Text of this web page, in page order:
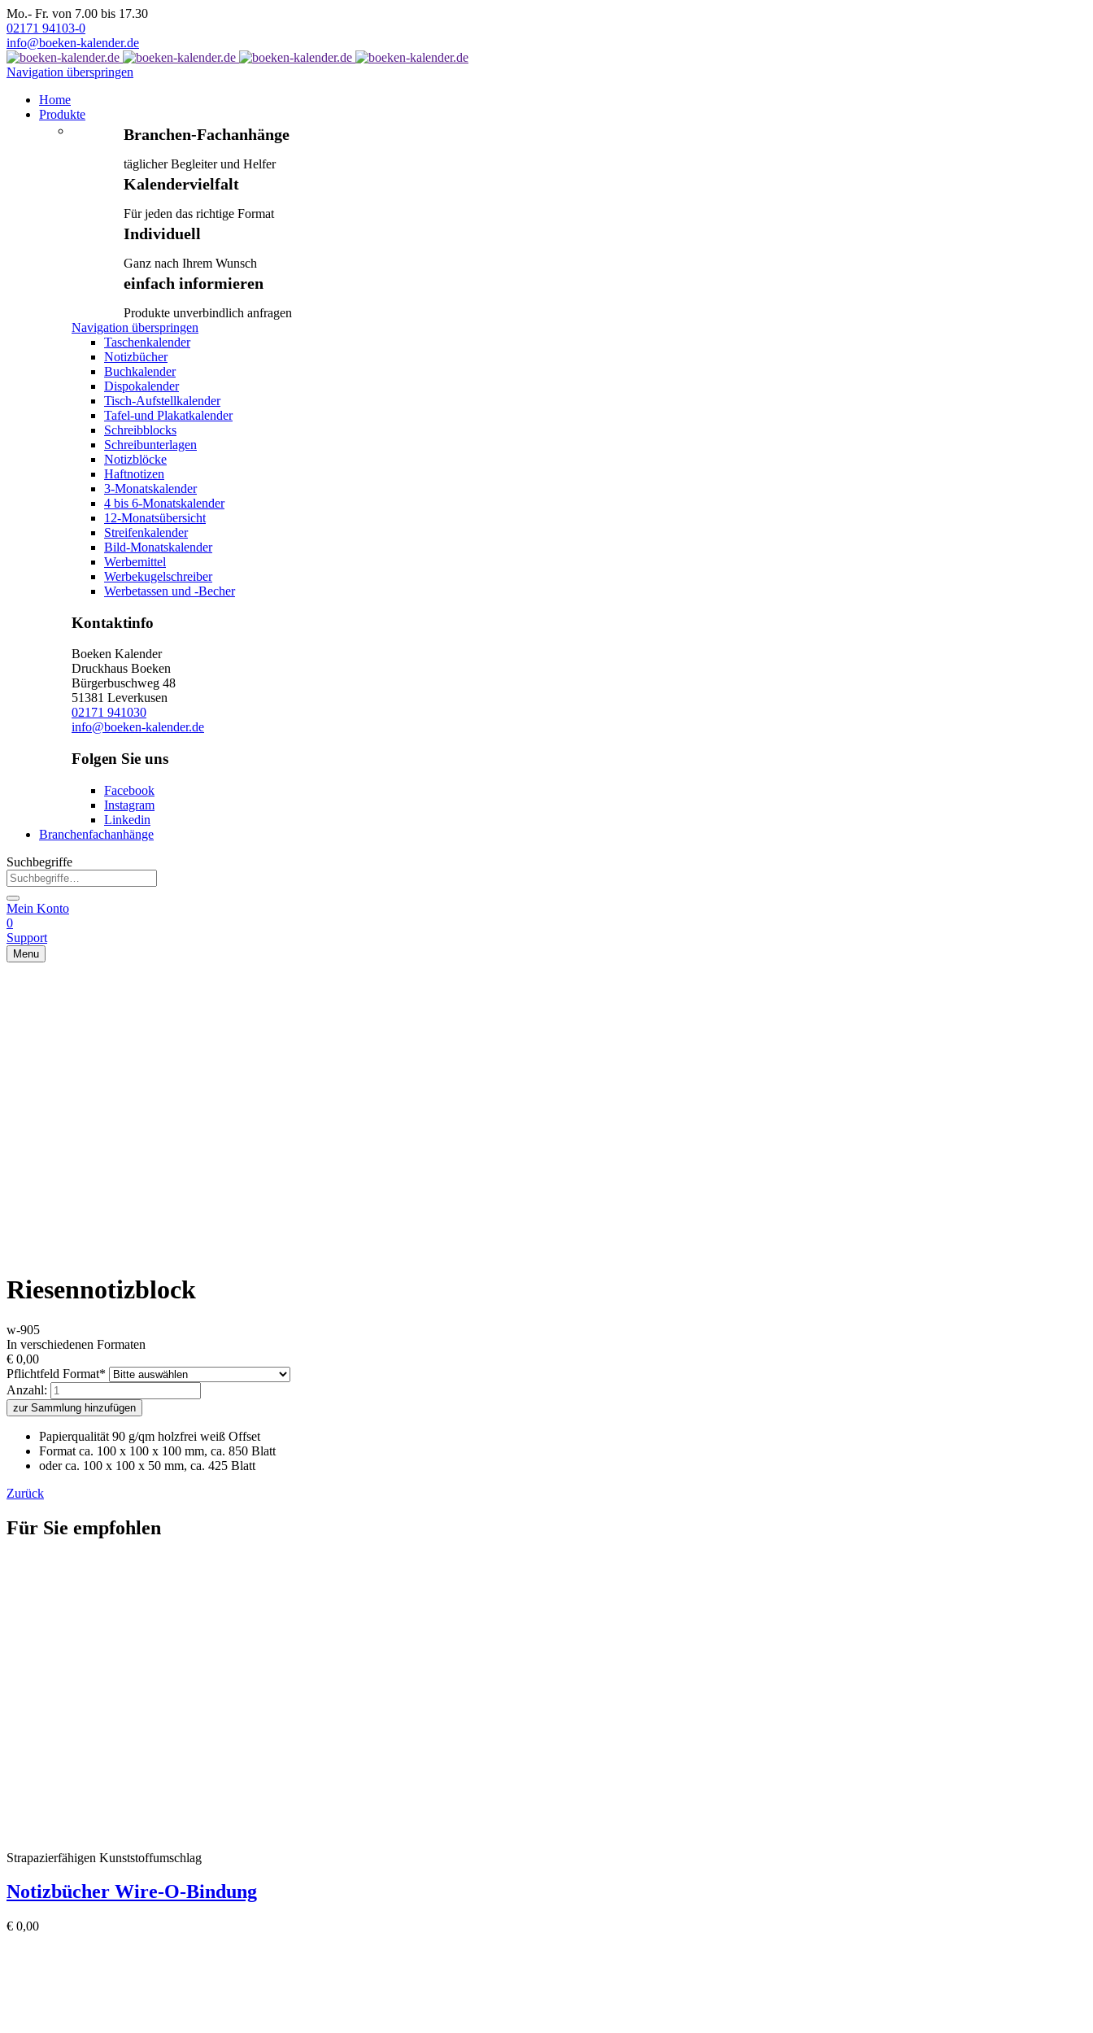
Mo.- Fr. von 7.00 bis 17.30
02171 94103-0
info@boeken-kalender.de
Navigation überspringen
Home
Produkte
Branchen-Fachanhänge
täglicher Begleiter und Helfer
Kalendervielfalt
Für jeden das richtige Format
Individuell
Ganz nach Ihrem Wunsch
einfach informieren
Produkte unverbindlich anfragen
Navigation überspringen
Taschenkalender
Notizbücher
Buchkalender
Dispokalender
Tisch-Aufstellkalender
Tafel-und Plakatkalender
Schreibblocks
Schreibunterlagen
Notizblöcke
Haftnotizen
3-Monatskalender
4 bis 6-Monatskalender
12-Monatsübersicht
Streifenkalender
Bild-Monatskalender
Werbemittel
Werbekugelschreiber
Werbetassen und -Becher
Kontaktinfo
Boeken Kalender
Druckhaus Boeken
Bürgerbuschweg 48
51381 Leverkusen
02171 941030
info@boeken-kalender.de
Folgen Sie uns
Facebook
Instagram
Linkedin
Branchenfachanhänge
Suchbegriffe
Mein Konto
0
Support
Menu
Riesennotizblock
w-905
In verschiedenen Formaten
€ 0,00
Pflichtfeld Format*
Anzahl:
zur Sammlung hinzufügen
Papierqualität 90 g/qm holzfrei weiß Offset
Format ca. 100 x 100 x 100 mm, ca. 850 Blatt
oder ca. 100 x 100 x 50 mm, ca. 425 Blatt
Zurück
Für Sie empfohlen
Strapazierfähigen Kunststoffumschlag
Notizbücher Wire-O-Bindung
€ 0,00